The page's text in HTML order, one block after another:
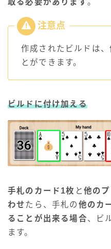
取る必要があります。
作成されたビルドは
とができます。
ビルドに付け加える
手札のカード1枚 と 他の
わせたら、手札の 他のカ
ることが出来る場合、ビ
ます。